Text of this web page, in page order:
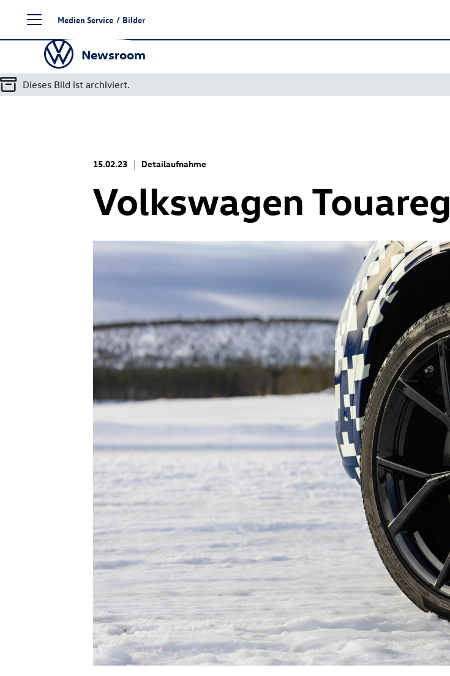
Seiteninhalt
springen
Medien Service / Bilder
Newsroom
Dieses Bild ist archiviert.
15.02.23 Detailaufnahme
Volkswagen Touareg